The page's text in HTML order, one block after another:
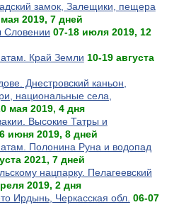
замок, Залещики, пещера
2019, 7 дней
Словении 07-18 июля 2019, 12
Край Земли 10-19 августа
Днестровский каньон,
национальные села,
мая 2019, 4 дня
Высокие Татры и
июня 2019, 8 дней
Полонина Руна и водопад
2021, 7 дней
нацпарку. Пелагеевский
2019, 2 дня
Ирдынь, Черкасская обл. 06-07